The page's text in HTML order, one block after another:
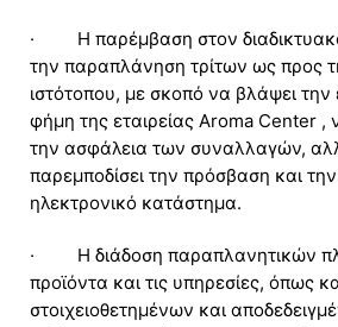
· Η παρέμβαση στον
την παραπλάνηση τρίτων ως προς
ιστότοπου, με σκοπό να βλάψει την
φήμη της εταιρείας Aroma Center ,
την ασφάλεια των συναλλαγών,
παρεμποδίσει την πρόσβαση και
ηλεκτρονικό κατάστημα.
· Η διάδοση παραπλανητικών
προϊόντα και τις υπηρεσίες, όπως
στοιχειοθετημένων και